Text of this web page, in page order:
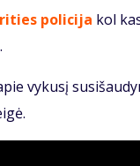
policija kol
vykusį